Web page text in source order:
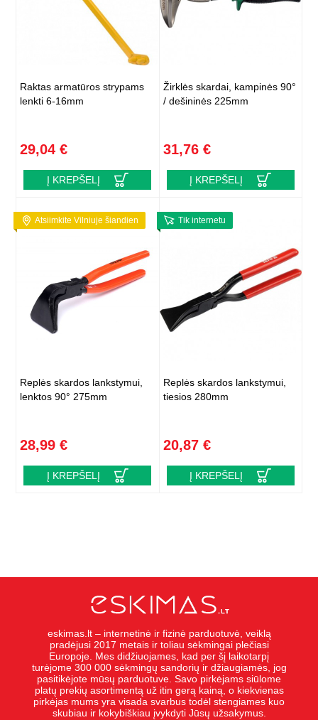
Raktas armatūros strypams
lenkti 6-16mm
29,04 €
Į KREPŠELĮ
Žirklės skardai, kampinės 90°
/ dešininės 225mm
31,76 €
Į KREPŠELĮ
Atsiimkite Vilniuje šiandien
Replės skardos lankstymui,
lenktos 90° 275mm
28,99 €
Į KREPŠELĮ
Tik internetu
Replės skardos lankstymui,
tiesios 280mm
20,87 €
Į KREPŠELĮ
eskimas.lt – internetinė ir fizinė parduotuvė, veiklą
pradėjusi 2017 metais ir toliau sėkmingai plečiasi
Europoje. Mes didžiuojames, kad per šį laikotarpį
turėjome 300 000 sėkmingų sandorių ir džiaugiamės, jog
pasitikėjote mūsų parduotuve. Savo pirkėjams siūlome
platų prekių asortimentą už itin gerą kainą, o kiekvienas
pirkėjas mums yra visada svarbus todėl stengiames kuo
skubiau ir kokybiškiau įvykdyti Jūsų užsakymus.